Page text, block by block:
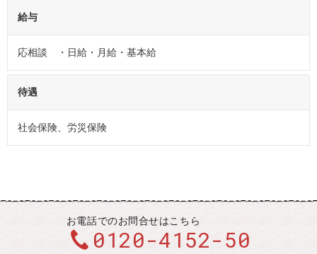
給与
応相談 ・日給・月給・基本給
待遇
社会保険、労災保険
お電話でのお問合せはこちら
0120-4152-50